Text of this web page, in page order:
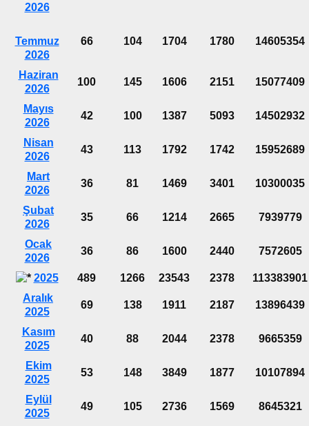
2026
Temmuz
2026
66 104 1704 1780 14605354
Haziran
2026
100 145 1606 2151 15077409
Mayıs
2026
42 100 1387 5093 14502932
Nisan
2026
43 113 1792 1742 15952689
Mart
2026
36 81 1469 3401 10300035
Şubat
2026
35 66 1214 2665 7939779
Ocak
2026
36 86 1600 2440 7572605
2025 489 1266 23543 2378
113383901
Aralık
2025
69 138 1911 2187 13896439
Kasım
2025
40 88 2044 2378 9665359
Ekim
2025
53 148 3849 1877 10107894
Eylül
2025
49 105 2736 1569 8645321